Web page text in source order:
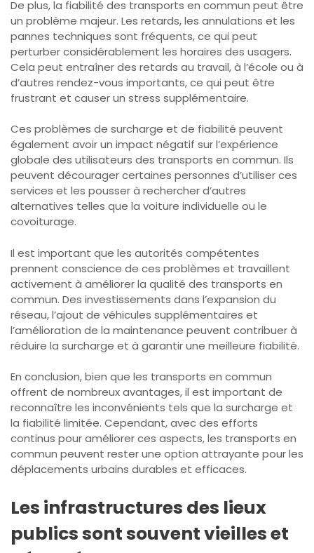
De plus, la fiabilité des transports en commun peut être
un problème majeur. Les retards, les annulations et les
pannes techniques sont fréquents, ce qui peut
perturber considérablement les horaires des usagers.
Cela peut entraîner des retards au travail, à l’école ou à
d’autres rendez-vous importants, ce qui peut être
frustrant et causer un stress supplémentaire.
Ces problèmes de surcharge et de fiabilité peuvent
également avoir un impact négatif sur l’expérience
globale des utilisateurs des transports en commun. Ils
peuvent décourager certaines personnes d’utiliser ces
services et les pousser à rechercher d’autres
alternatives telles que la voiture individuelle ou le
covoiturage.
Il est important que les autorités compétentes
prennent conscience de ces problèmes et travaillent
activement à améliorer la qualité des transports en
commun. Des investissements dans l’expansion du
réseau, l’ajout de véhicules supplémentaires et
l’amélioration de la maintenance peuvent contribuer à
réduire la surcharge et à garantir une meilleure fiabilité.
En conclusion, bien que les transports en commun
offrent de nombreux avantages, il est important de
reconnaître les inconvénients tels que la surcharge et
la fiabilité limitée. Cependant, avec des efforts
continus pour améliorer ces aspects, les transports en
commun peuvent rester une option attrayante pour les
déplacements urbains durables et efficaces.
Les infrastructures des lieux
publics sont souvent vieilles et